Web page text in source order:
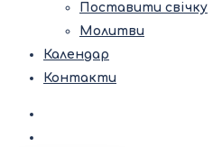
Поставити свічку
Молитви
Календар
Контакти